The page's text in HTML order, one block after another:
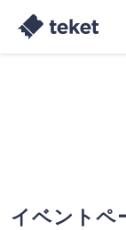
イベントペ